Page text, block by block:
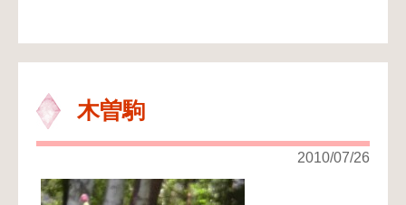
木曽駒
2010/07/26